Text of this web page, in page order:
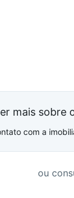
mais sobre
com a
ou